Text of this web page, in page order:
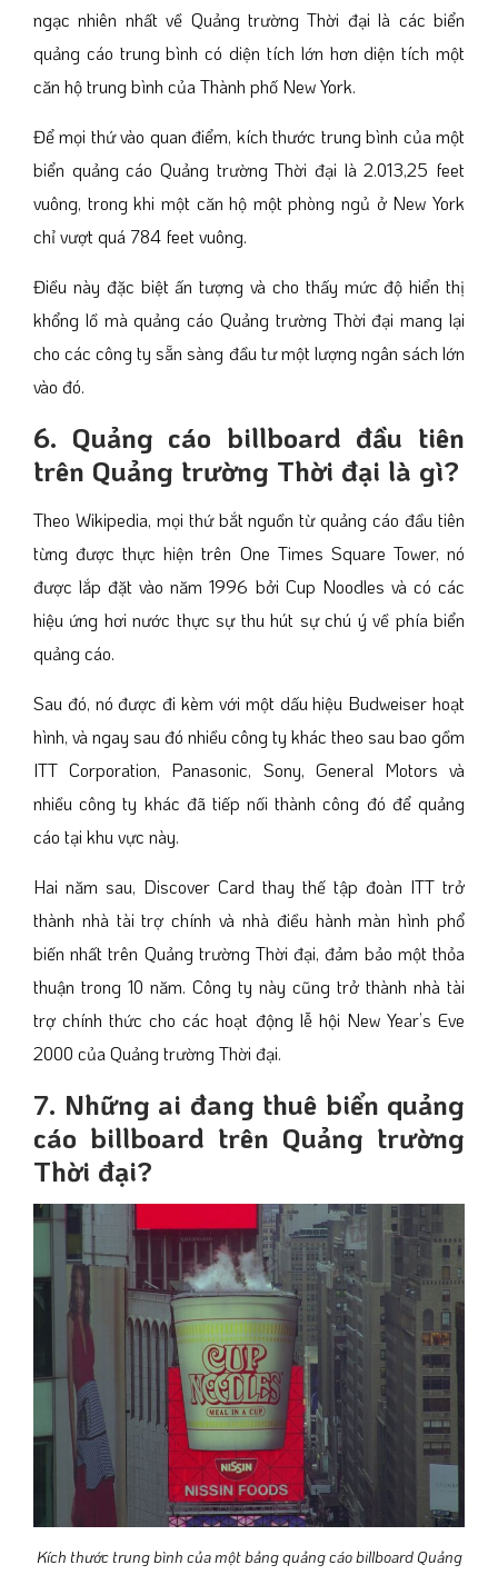
ngạc nhiên nhất về Quảng trường Thời đại là các biển
quảng cáo trung bình có diện tích lớn hơn diện tích một
căn hộ trung bình của Thành phố New York.
Để mọi thứ vào quan điểm, kích thước trung bình của một
biển quảng cáo Quảng trường Thời đại là 2.013,25 feet
vuông, trong khi một căn hộ một phòng ngủ ở New York
chỉ vượt quá 784 feet vuông.
Điều này đặc biệt ấn tượng và cho thấy mức độ hiển thị
khổng lồ mà quảng cáo Quảng trường Thời đại mang lại
cho các công ty sẵn sàng đầu tư một lượng ngân sách lớn
vào đó.
6. Quảng cáo billboard đầu tiên
trên Quảng trường Thời đại là gì?
Theo Wikipedia, mọi thứ bắt nguồn từ quảng cáo đầu tiên
từng được thực hiện trên One Times Square Tower, nó
được lắp đặt vào năm 1996 bởi Cup Noodles và có các
hiệu ứng hơi nước thực sự thu hút sự chú ý về phía biển
quảng cáo.
Sau đó, nó được đi kèm với một dấu hiệu Budweiser hoạt
hình, và ngay sau đó nhiều công ty khác theo sau bao gồm
ITT Corporation, Panasonic, Sony, General Motors và
nhiều công ty khác đã tiếp nối thành công đó để quảng
cáo tại khu vực này.
Hai năm sau, Discover Card thay thế tập đoàn ITT trở
thành nhà tài trợ chính và nhà điều hành màn hình phổ
biến nhất trên Quảng trường Thời đại, đảm bảo một thỏa
thuận trong 10 năm. Công ty này cũng trở thành nhà tài
trợ chính thức cho các hoạt động lễ hội New Year’s Eve
2000 của Quảng trường Thời đại.
7. Những ai đang thuê biển quảng
cáo billboard trên Quảng trường
Thời đại?
Kích thước trung bình của một bảng quảng cáo billboard Quảng